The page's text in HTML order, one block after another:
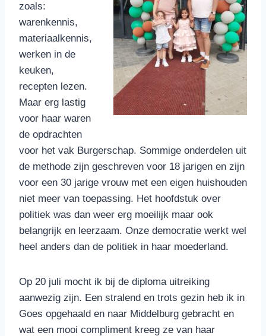
zoals:
warenkennis,
materiaalkennis,
werken in de
keuken,
recepten lezen.
Maar erg lastig
voor haar waren
de opdrachten
voor het vak Burgerschap. Sommige onderdelen uit
de methode zijn geschreven voor 18 jarigen en zijn
voor een 30 jarige vrouw met een eigen huishouden
niet meer van toepassing. Het hoofdstuk over
politiek was dan weer erg moeilijk maar ook
belangrijk en leerzaam. Onze democratie werkt wel
heel anders dan de politiek in haar moederland.
Op 20 juli mocht ik bij de diploma uitreiking
aanwezig zijn. Een stralend en trots gezin heb ik in
Goes opgehaald en naar Middelburg gebracht en
wat een mooi compliment kreeg ze van haar